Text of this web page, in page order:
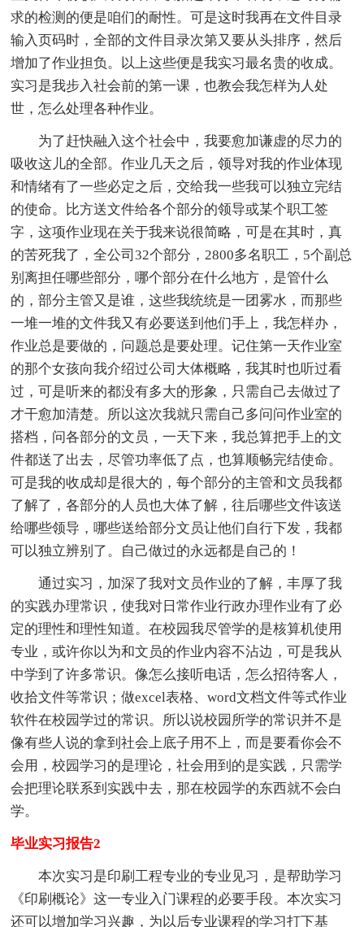
求的检测的便是咱们的耐性。可是这时我再在文件目录
输入页码时，全部的文件目录次第又要从头排序，然后
增加了作业担负。以上这些便是我实习最名贵的收成。
实习是我步入社会前的第一课，也教会我怎样为人处
世，怎么处理各种作业。
为了赶快融入这个社会中，我要愈加谦虚的尽力的
吸收这儿的全部。作业几天之后，领导对我的作业体现
和情绪有了一些必定之后，交给我一些我可以独立完结
的使命。比方送文件给各个部分的领导或某个职工签
字，这项作业现在关于我来说很简略，可是在其时，真
的苦死我了，全公司32个部分，2800多名职工，5个副总
别离担任哪些部分，哪个部分在什么地方，是管什么
的，部分主管又是谁，这些我统统是一团雾水，而那些
一堆一堆的文件我又有必要送到他们手上，我怎样办，
作业总是要做的，问题总是要处理。记住第一天作业室
的那个女孩向我介绍过公司大体概略，我其时也听过看
过，可是听来的都没有多大的形象，只需自己去做过了
才干愈加清楚。所以这次我就只需自己多问问作业室的
搭档，问各部分的文员，一天下来，我总算把手上的文
件都送了出去，尽管功率低了点，也算顺畅完结使命。
可是我的收成却是很大的，每个部分的主管和文员我都
了解了，各部分的人员也大体了解，往后哪些文件该送
给哪些领导，哪些送给部分文员让他们自行下发，我都
可以独立辨别了。自己做过的永远都是自己的！
通过实习，加深了我对文员作业的了解，丰厚了我
的实践办理常识，使我对日常作业行政办理作业有了必
定的理性和理性知道。在校园我尽管学的是核算机使用
专业，或许你以为和文员的作业内容不沾边，可是我从
中学到了许多常识。像怎么接听电话，怎么招待客人，
收拾文件等常识；做excel表格、word文档文件等式作业
软件在校园学过的常识。所以说校园所学的常识并不是
像有些人说的拿到社会上底子用不上，而是要看你会不
会用，校园学习的是理论，社会用到的是实践，只需学
会把理论联系到实践中去，那在校园学的东西就不会白
学。
毕业实习报告2
本次实习是印刷工程专业的专业见习，是帮助学习
《印刷概论》这一专业入门课程的必要手段。本次实习
还可以增加学习兴趣，为以后专业课程的学习打下基